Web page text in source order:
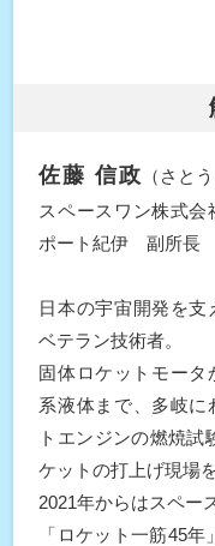
佐藤 信政 （さと
スペースワン株式
ポート紀伊 副所長
日本の宇宙開発を支
ベテラン技術者。
固体ロケットモータ
系液体まで、多岐に
トエンジンの燃焼試
ケットの打上げ現場
2021年からはスペー
「ロケット一筋45